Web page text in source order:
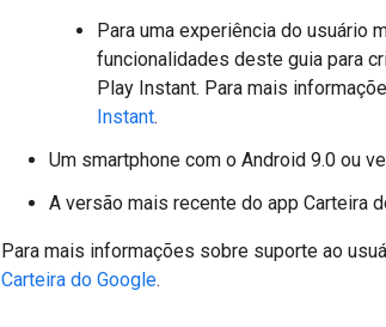
Para uma experiência do usuário
funcionalidades deste guia para
Play Instant. Para mais
Instant.
Um smartphone com o Android 9.0 ou
A versão mais recente do app Carteira
Para mais informações sobre suporte ao
Carteira do Google.